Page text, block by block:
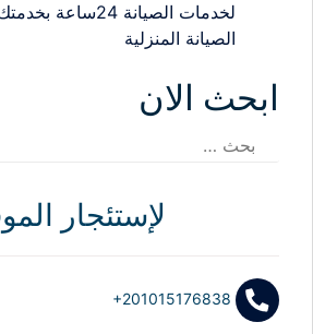
لخدمات الصيانة 24ساعة
الصيانة المنزلية
ابحث الان
البحث
لإستئجار
+201015176838